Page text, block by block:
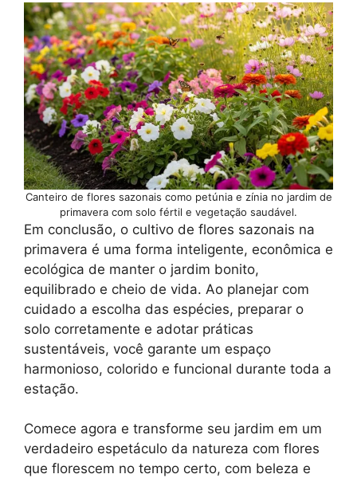
Canteiro de flores sazonais como petúnia e zínia no jardim de
primavera com solo fértil e vegetação saudável.
Em conclusão, o cultivo de flores sazonais na
primavera é uma forma inteligente, econômica e
ecológica de manter o jardim bonito,
equilibrado e cheio de vida. Ao planejar com
cuidado a escolha das espécies, preparar o
solo corretamente e adotar práticas
sustentáveis, você garante um espaço
harmonioso, colorido e funcional durante toda a
estação.
Comece agora e transforme seu jardim em um
verdadeiro espetáculo da natureza com flores
que florescem no tempo certo, com beleza e